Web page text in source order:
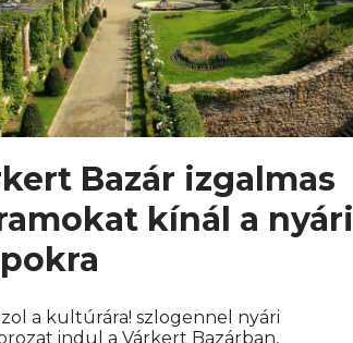
Bazár izgalmas
kínál a nyári
a kultúrára! szlogennel nyári
indul a Várkert Bazárban,